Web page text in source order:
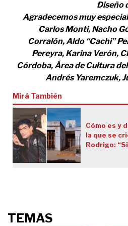
Diseño
Agradecemos muy
Carlos Monti, Nacho
Corralón, Aldo “Cachi”
Pereyra, Karina Verón,
Córdoba, Área de Cultura
Andrés Yaremczuk,
Mirá También
Cómo es y
la que se
Rodrigo:
TEMAS